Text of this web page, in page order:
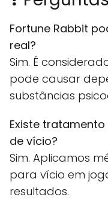
Fortune Rabbit
real?
Sim. É
pode causar
substâncias
Existe
de vício?
Sim. Aplicamos
para vício em
resultados.